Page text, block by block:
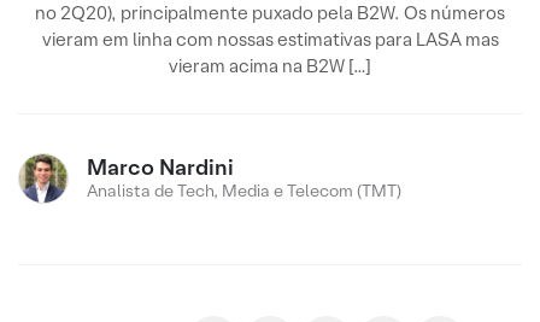
no 2Q20), principalmente puxado pela B2W. Os números
vieram em linha com nossas estimativas para LASA mas
vieram acima na B2W […]
Marco Nardini
Analista de Tech, Media e Telecom (TMT)